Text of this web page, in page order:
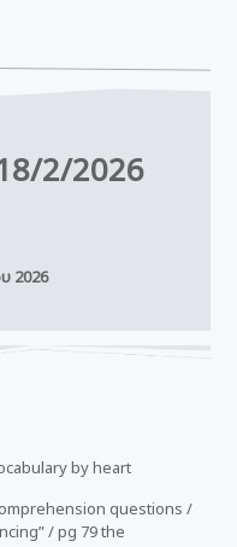
2/2026
2026
by heart
questions /
/ pg 79 the